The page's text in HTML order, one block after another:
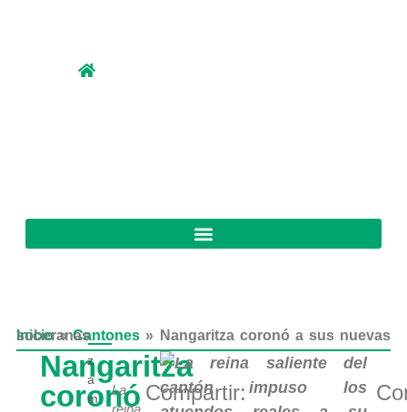
Inicio»Cantones »
Nangaritza coronó a sus nuevas soberanas
Nangaritza
coronó
z
a
m
La
reina
Compartir: